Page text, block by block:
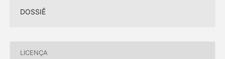
DOSSIÊ
LICENÇA